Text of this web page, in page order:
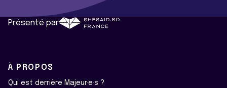
Présenté par
À PROPOS
Qui est derrière Majeur·e·s ?